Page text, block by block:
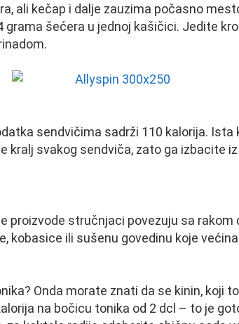
ali kečap i dalje zauzima počasno
grama šećera u jednoj kašičici. Jedite
sendvičima sadrži 110 kalorija. Ista
kralj svakog sendviča, zato ga izbacite
proizvode stručnjaci povezuju sa rakom
kobasice ili sušenu govedinu koje
Onda morate znati da se kinin, koji
na bočicu tonika od 2 dcl – to je